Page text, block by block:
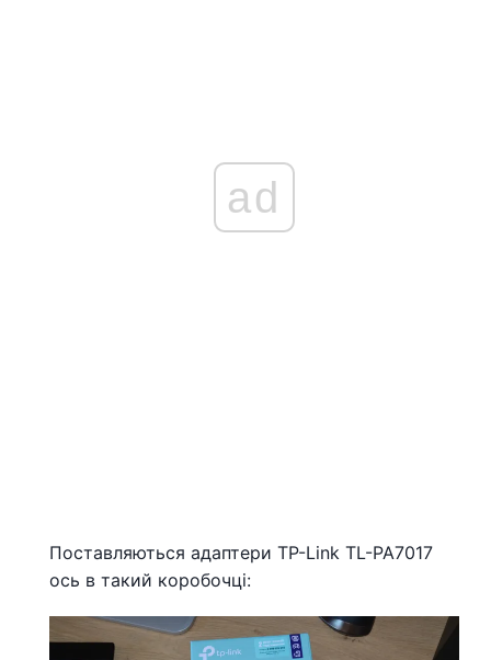
ad
Поставляються адаптери TP-Link TL-PA7017
ось в такий коробочці: